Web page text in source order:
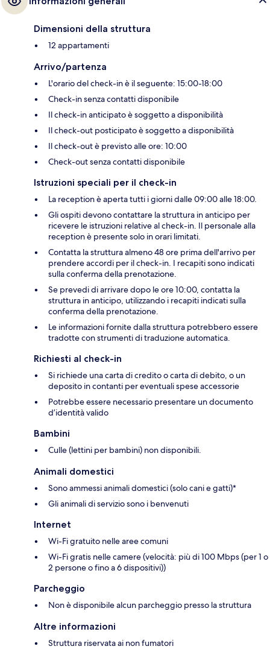
Dimensioni della struttura
12 appartamenti
Arrivo/partenza
L'orario del check-in è il seguente: 15:00-18:00
Check-in senza contatti disponibile
Il check-in anticipato è soggetto a disponibilità
Il check-out posticipato è soggetto a disponibilità
Il check-out è previsto alle ore: 10:00
Check-out senza contatti disponibile
Istruzioni speciali per il check-in
La reception è aperta tutti i giorni dalle 09:00 alle 18:00.
Gli ospiti devono contattare la struttura in anticipo per
ricevere le istruzioni relative al check-in. Il personale alla
reception è presente solo in orari limitati.
Contatta la struttura almeno 48 ore prima dell'arrivo per
prendere accordi per il check-in. I recapiti sono indicati
sulla conferma della prenotazione.
Se prevedi di arrivare dopo le ore 10:00, contatta la
struttura in anticipo, utilizzando i recapiti indicati sulla
conferma della prenotazione.
Le informazioni fornite dalla struttura potrebbero essere
tradotte con strumenti di traduzione automatica.
Richiesti al check-in
Si richiede una carta di credito o carta di debito, o un
deposito in contanti per eventuali spese accessorie
Potrebbe essere necessario presentare un documento
d’identità valido
Bambini
Culle (lettini per bambini) non disponibili.
Animali domestici
Sono ammessi animali domestici (solo cani e gatti)*
Gli animali di servizio sono i benvenuti
Internet
Wi-Fi gratuito nelle aree comuni
Wi-Fi gratis nelle camere (velocità: più di 100 Mbps (per 1 o
2 persone o fino a 6 dispositivi))
Parcheggio
Non è disponibile alcun parcheggio presso la struttura
Altre informazioni
Struttura riservata ai non fumatori